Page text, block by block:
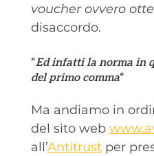
voucher ovvero
disaccordo.
“Ed infatti la norma in
del primo comma“
Ma andiamo in
del sito web
all’Antitrust per